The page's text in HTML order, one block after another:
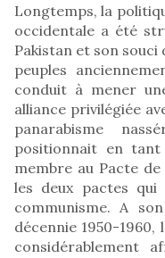
Longtemps, la
occidentale a été
Pakistan et son souci
peuples
conduit à mener
alliance privilégiée
panarabisme
positionnait en tant
membre au Pacte de
les deux pactes
communisme. A
décennie 1950-1960,
considérablement